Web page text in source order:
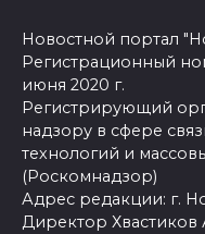
Новостной портал
Регистрационный
июня 2020 г.
Регистрирующий
надзору в сфере
технологий и
(Роскомнадзор)
Адрес редакции: г.
Директор